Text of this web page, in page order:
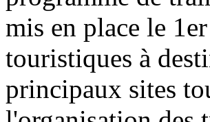
mis en place le
touristiques à
principaux sites